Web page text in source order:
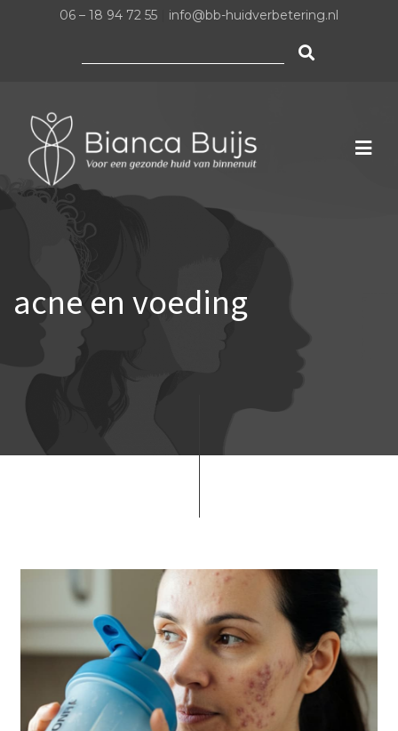
06 – 18 94 72 55 info@bb-huidverbetering.nl
acne en voeding